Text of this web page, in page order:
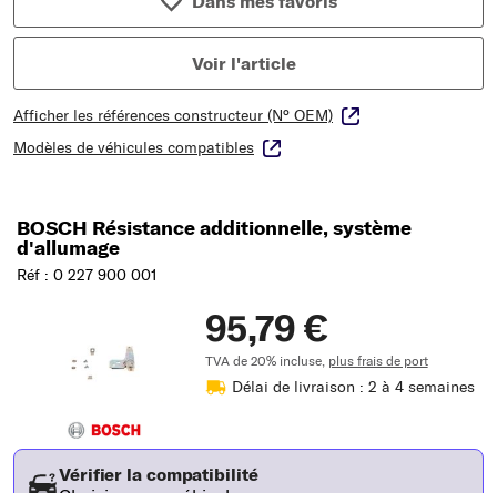
Voir l'article
Afficher les références constructeur (N° OEM)
Modèles de véhicules compatibles
BOSCH Résistance additionnelle, système
d'allumage
Réf : 0 227 900 001
95,79 €
TVA de 20% incluse, plus frais de port
Délai de livraison : 2 à 4 semaines
Vérifier la compatibilité